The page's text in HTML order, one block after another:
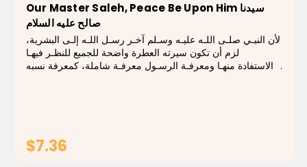
Our Master Saleh, Peace Be Upon Him سيدنا
صالح علیه السلام
لأن النبـي صلـى اللـه عليـه وسـلم آخـر رسـل اللـه إلـى البشرية،
لزم أن تكون سيرته العطرة واضحة للجميع للنظـر فيهـا
والاستفادة منهـا ومعرفـة الرسـول معرفـة شاملة، كمعرفة نسبه
$7.36